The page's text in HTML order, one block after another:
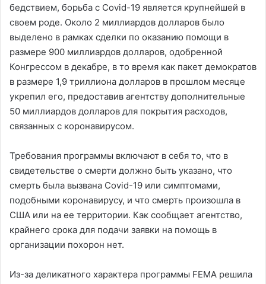
бедствием, борьба с Covid-19 является крупнейшей в
своем роде. Около 2 миллиардов долларов было
выделено в рамках сделки по оказанию помощи в
размере 900 миллиардов долларов, одобренной
Конгрессом в декабре, в то время как пакет демократов
в размере 1,9 триллиона долларов в прошлом месяце
укрепил его, предоставив агентству дополнительные
50 миллиардов долларов для покрытия расходов,
связанных с коронавирусом.
Требования программы включают в себя то, что в
свидетельстве о смерти должно быть указано, что
смерть была вызвана Covid-19 или симптомами,
подобными коронавирусу, и что смерть произошла в
США или на ее территории. Как сообщает агентство,
крайнего срока для подачи заявки на помощь в
организации похорон нет.
Из-за деликатного характера программы FEMA решила